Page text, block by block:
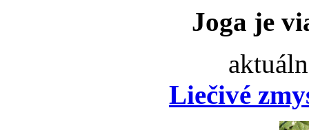
Joga je
Liečivé